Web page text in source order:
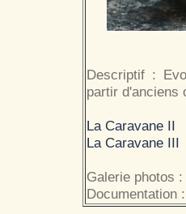
Descriptif :
partir d'anciens
La Caravane II
La Caravane III
Galerie photos :
Documentation :